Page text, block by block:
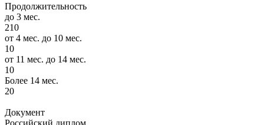
Продолжительность
до 3 мес.
210
от 4 мес. до 10 мес.
10
от 11 мес. до 14 мес.
10
Более 14 мес.
20
Документ
Российский диплом